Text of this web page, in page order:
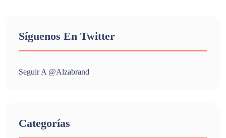
Síguenos En Twitter
Seguir A @alzabrand
Categorías